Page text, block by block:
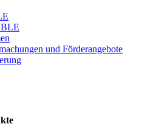
BLE
und För­der­an­ge­bo­te